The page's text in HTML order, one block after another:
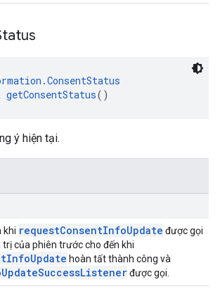
getConsentStatus()
ý hiện tại.
khi requestConsentInfoUpdate được gọi
của phiên trước cho đến khi
hoàn tất thành công và
được gọi.